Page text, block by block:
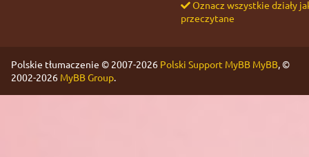
Oznacz wszystkie działy
przeczytane
Polskie tłumaczenie © 2007-2026 Polski Support MyBB MyBB, ©
2002-2026 MyBB Group.